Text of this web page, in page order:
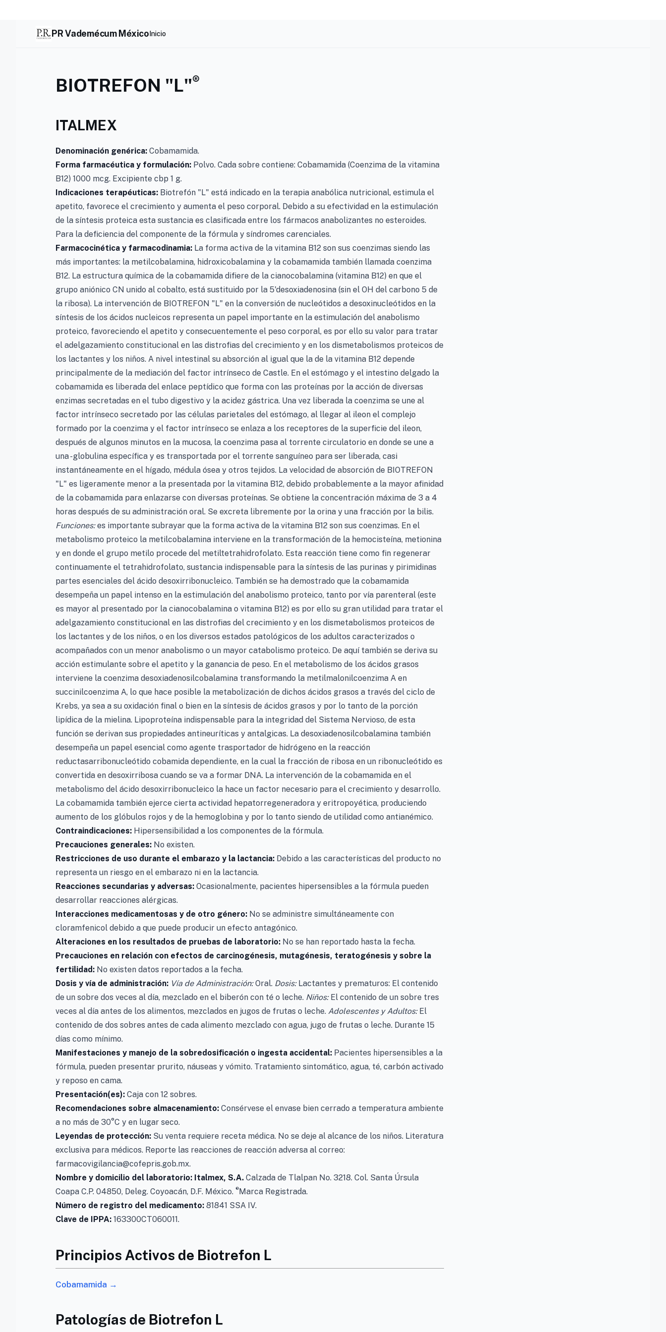
PR Vademécum MéxicoInicio
BIOTREFON "L"®
ITALMEX
Denominación genérica: Cobamamida.
Forma farmacéutica y formulación: Polvo. Cada sobre contiene: Cobamamida (Coenzima de la vitamina
B12) 1000 mcg. Excipiente cbp 1 g.
Indicaciones terapéuticas: Biotrefón "L" está indicado en la terapia anabólica nutricional, estimula el
apetito, favorece el crecimiento y aumenta el peso corporal. Debido a su efectividad en la estimulación
de la síntesis proteica esta sustancia es clasificada entre los fármacos anabolizantes no esteroides.
Para la deficiencia del componente de la fórmula y síndromes carenciales.
Farmacocinética y farmacodinamia: La forma activa de la vitamina B12 son sus coenzimas siendo las
más importantes: la metilcobalamina, hidroxicobalamina y la cobamamida también llamada coenzima
B12. La estructura química de la cobamamida difiere de la cianocobalamina (vitamina B12) en que el
grupo aniónico CN unido al cobalto, está sustituido por la 5'desoxiadenosina (sin el OH del carbono 5 de
la ribosa). La intervención de BIOTREFON "L" en la conversión de nucleótidos a desoxinucleótidos en la
síntesis de los ácidos nucleicos representa un papel importante en la estimulación del anabolismo
proteico, favoreciendo el apetito y consecuentemente el peso corporal, es por ello su valor para tratar
el adelgazamiento constitucional en las distrofias del crecimiento y en los dismetabolismos proteicos de
los lactantes y los niños. A nivel intestinal su absorción al igual que la de la vitamina B12 depende
principalmente de la mediación del factor intrínseco de Castle. En el estómago y el intestino delgado la
cobamamida es liberada del enlace peptídico que forma con las proteínas por la acción de diversas
enzimas secretadas en el tubo digestivo y la acidez gástrica. Una vez liberada la coenzima se une al
factor intrínseco secretado por las células parietales del estómago, al llegar al ileon el complejo
formado por la coenzima y el factor intrínseco se enlaza a los receptores de la superficie del ileon,
después de algunos minutos en la mucosa, la coenzima pasa al torrente circulatorio en donde se une a
una -globulina específica y es transportada por el torrente sanguíneo para ser liberada, casi
instantáneamente en el hígado, médula ósea y otros tejidos. La velocidad de absorción de BIOTREFON
"L" es ligeramente menor a la presentada por la vitamina B12, debido probablemente a la mayor afinidad
de la cobamamida para enlazarse con diversas proteínas. Se obtiene la concentración máxima de 3 a 4
horas después de su administración oral. Se excreta libremente por la orina y una fracción por la bilis.
Funciones:es importante subrayar que la forma activa de la vitamina B12 son sus coenzimas. En el
metabolismo proteico la metilcobalamina interviene en la transformación de la hemocisteína, metionina
y en donde el grupo metilo procede del metiltetrahidrofolato. Esta reacción tiene como fin regenerar
continuamente el tetrahidrofolato, sustancia indispensable para la síntesis de las purinas y pirimidinas
partes esenciales del ácido desoxirribonucleico. También se ha demostrado que la cobamamida
desempeña un papel intenso en la estimulación del anabolismo proteico, tanto por vía parenteral (este
es mayor al presentado por la cianocobalamina o vitamina B12) es por ello su gran utilidad para tratar el
adelgazamiento constitucional en las distrofias del crecimiento y en los dismetabolismos proteicos de
los lactantes y de los niños, o en los diversos estados patológicos de los adultos caracterizados o
acompañados con un menor anabolismo o un mayor catabolismo proteico. De aquí también se deriva su
acción estimulante sobre el apetito y la ganancia de peso. En el metabolismo de los ácidos grasos
interviene la coenzima desoxiadenosilcobalamina transformando la metilmalonilcoenzima A en
succinilcoenzima A, lo que hace posible la metabolización de dichos ácidos grasos a través del ciclo de
Krebs, ya sea a su oxidación final o bien en la síntesis de ácidos grasos y por lo tanto de la porción
lipídica de la mielina. Lipoproteína indispensable para la integridad del Sistema Nervioso, de esta
función se derivan sus propiedades antineuríticas y antalgicas. La desoxiadenosilcobalamina también
desempeña un papel esencial como agente trasportador de hidrógeno en la reacción
reductasarribonucleótido cobamida dependiente, en la cual la fracción de ribosa en un ribonucleótido es
convertida en desoxirribosa cuando se va a formar DNA. La intervención de la cobamamida en el
metabolismo del ácido desoxirribonucleico la hace un factor necesario para el crecimiento y desarrollo.
La cobamamida también ejerce cierta actividad hepatorregeneradora y eritropoyética, produciendo
aumento de los glóbulos rojos y de la hemoglobina y por lo tanto siendo de utilidad como antianémico.
Contraindicaciones: Hipersensibilidad a los componentes de la fórmula.
Precauciones generales: No existen.
Restricciones de uso durante el embarazo y la lactancia: Debido a las características del producto no
representa un riesgo en el embarazo ni en la lactancia.
Reacciones secundarias y adversas: Ocasionalmente, pacientes hipersensibles a la fórmula pueden
desarrollar reacciones alérgicas.
Interacciones medicamentosas y de otro género: No se administre simultáneamente con
cloramfenicol debido a que puede producir un efecto antagónico.
Alteraciones en los resultados de pruebas de laboratorio: No se han reportado hasta la fecha.
Precauciones en relación con efectos de carcinogénesis, mutagénesis, teratogénesis y sobre la
fertilidad: No existen datos reportados a la fecha.
Dosis y vía de administración: Vía de Administración:Oral. Dosis:Lactantes y prematuros: El contenido
de un sobre dos veces al día, mezclado en el biberón con té o leche. Niños:El contenido de un sobre tres
veces al día antes de los alimentos, mezclados en jugos de frutas o leche. Adolescentes y Adultos:El
contenido de dos sobres antes de cada alimento mezclado con agua, jugo de frutas o leche. Durante 15
días como mínimo.
Manifestaciones y manejo de la sobredosificación o ingesta accidental: Pacientes hipersensibles a la
fórmula, pueden presentar prurito, náuseas y vómito. Tratamiento sintomático, agua, té, carbón activado
y reposo en cama.
Presentación(es): Caja con 12 sobres.
Recomendaciones sobre almacenamiento: Consérvese el envase bien cerrado a temperatura ambiente
a no más de 30°C y en lugar seco.
Leyendas de protección: Su venta requiere receta médica. No se deje al alcance de los niños. Literatura
exclusiva para médicos. Reporte las reacciones de reacción adversa al correo:
farmacovigilancia@cofepris.gob.mx.
Nombre y domicilio del laboratorio: Italmex, S.A. Calzada de Tlalpan No. 3218. Col. Santa Úrsula
Coapa C.P. 04850, Deleg. Coyoacán, D.F. México. ®Marca Registrada.
Número de registro del medicamento: 81841 SSA IV.
Clave de IPPA: 163300CT060011.
Principios Activos de Biotrefon L
Cobamamida →
Patologías de Biotrefon L